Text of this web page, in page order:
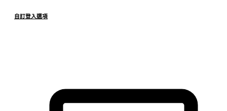
自訂登入選項